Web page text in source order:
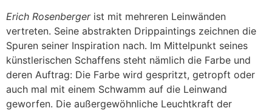
Erich Rosenbergerist mit mehreren Leinwänden
vertreten. Seine abstrakten Drippaintings zeichnen die
Spuren seiner Inspiration nach. Im Mittelpunkt seines
künstlerischen Schaffens steht nämlich die Farbe und
deren Auftrag: Die Farbe wird gespritzt, getropft oder
auch mal mit einem Schwamm auf die Leinwand
geworfen. Die außergewöhnliche Leuchtkraft der